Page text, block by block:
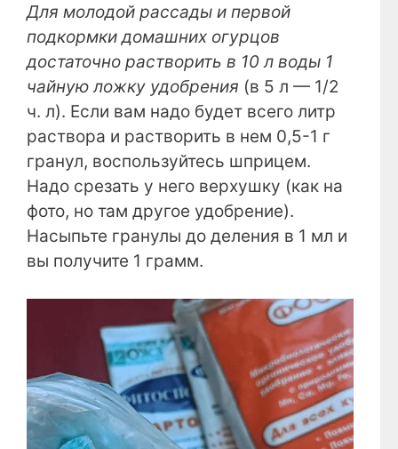
Для молодой рассады и первой
подкормки домашних огурцов
достаточно растворить в 10 л воды 1
чайную ложку удобрения (в 5 л — 1/2
ч. л). Если вам надо будет всего литр
раствора и растворить в нем 0,5-1 г
гранул, воспользуйтесь шприцем.
Надо срезать у него верхушку (как на
фото, но там другое удобрение).
Насыпьте гранулы до деления в 1 мл и
вы получите 1 грамм.